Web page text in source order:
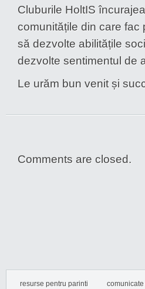
Cluburile HoltIS
comunitățile din care fac
să dezvolte abilitățile
dezvolte sentimentul de
Le urăm bun venit și
Comments are closed.
resurse pentru parinti